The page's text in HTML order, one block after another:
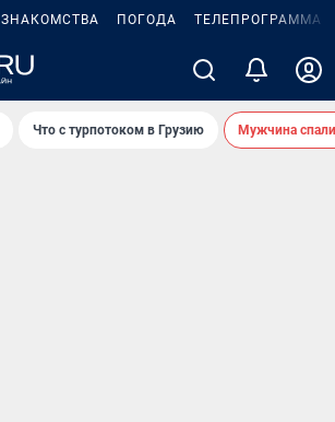
ЗНАКОМСТВА ПОГОДА ТЕЛЕПРОГРАММА
Что с турпотоком в Грузию Мужчина